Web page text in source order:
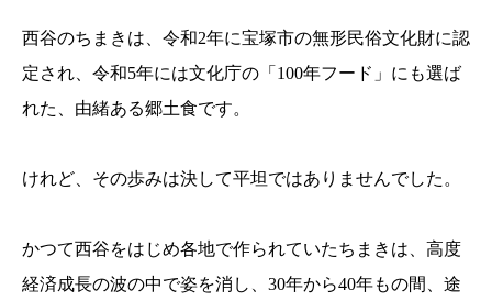
西谷のちまきは、令和2年に宝塚市の無形民俗文化財に認
定され、令和5年には文化庁の「100年フード」にも選ば
れた、由緒ある郷土食です。
けれど、その歩みは決して平坦ではありませんでした。
かつて西谷をはじめ各地で作られていたちまきは、高度
経済成長の波の中で姿を消し、30年から40年もの間、途